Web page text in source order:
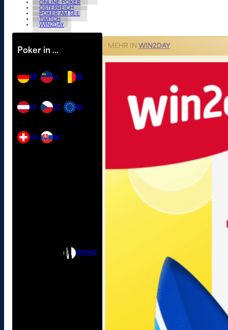
ONLINE POKER
ÖSTERREICH
POKER AM SEE
TWITCH
WIN2DAY
Poker in …
DE
AT
CH
LI
CZ
SK
BE
EU
WORLD
MEHR IN WIN2DAY